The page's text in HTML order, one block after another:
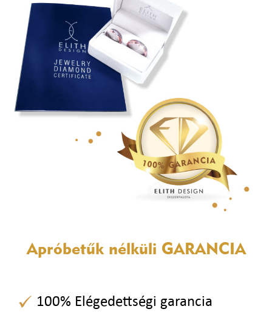
Apróbetűk nélküli GARANCIA
100% Elégedettségi garancia